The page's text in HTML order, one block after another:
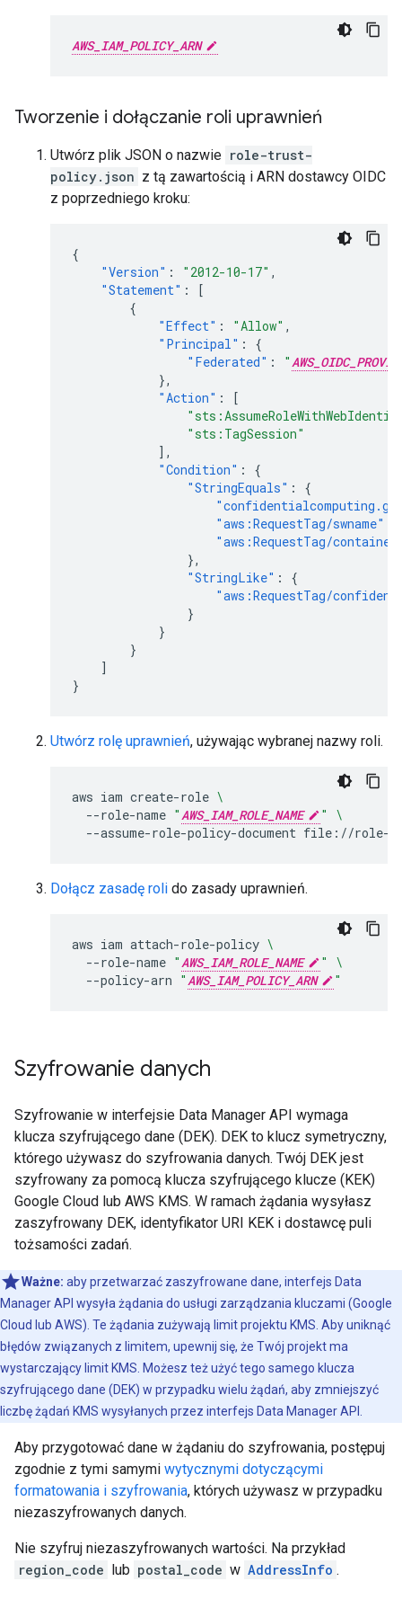
AWS_IAM_POLICY_ARN
Tworzenie i dołączanie roli uprawnień
Utwórz plik JSON o nazwie role-trust-
policy.json z tą zawartością i ARN dostawcy OIDC
z poprzedniego kroku:
{
"Version" : "2012-10-17" ,
"Statement" :
[
{
"Effect" : "Allow" ,
"Principal" :
{
"Federated" : "
},
"Action" :
[
"sts:TagSession"
],
"Condition" :
{
"StringEquals" :
{
"aws:RequestTag/swname"
"aws:RequestTag/
},
"StringLike" :
{
"aws:RequestTag/
}
}
}
]
}
Utwórz rolę uprawnień, używając wybranej nazwy roli.
aws iam create-role \
--role-name "AWS_IAM_ROLE_NAME "
\
--assume-role-policy-document
Dołącz zasadę roli do zasady uprawnień.
aws iam attach-role-policy \
--role-name "AWS_IAM_ROLE_NAME "
\
--policy-arn "AWS_IAM_POLICY_ARN "
Szyfrowanie danych
Szyfrowanie w interfejsie Data Manager API wymaga
klucza szyfrującego dane (DEK). DEK to klucz symetryczny,
którego używasz do szyfrowania danych. Twój DEK jest
szyfrowany za pomocą klucza szyfrującego klucze (KEK)
Google Cloud lub AWS KMS. W ramach żądania wysyłasz
zaszyfrowany DEK, identyfikator URI KEK i dostawcę puli
tożsamości zadań.
Ważne: aby przetwarzać zaszyfrowane dane, interfejs Data
Manager API wysyła żądania do usługi zarządzania kluczami (Google
Cloud lub AWS). Te żądania zużywają limit projektu KMS. Aby uniknąć
błędów związanych z limitem, upewnij się, że Twój projekt ma
wystarczający limit KMS. Możesz też użyć tego samego klucza
szyfrującego dane (DEK) w przypadku wielu żądań, aby zmniejszyć
liczbę żądań KMS wysyłanych przez interfejs Data Manager API.
Aby przygotować dane w żądaniu do szyfrowania, postępuj
zgodnie z tymi samymi wytycznymi dotyczącymi
formatowania i szyfrowania, których używasz w przypadku
niezaszyfrowanych danych.
Nie szyfruj niezaszyfrowanych wartości. Na przykład
region_code lub postal_code w AddressInfo .